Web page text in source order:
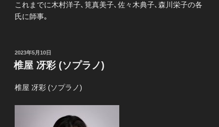
これまでに木村洋子､筧真美子､佐々木典子､森川栄子の各
氏に師事｡
投
稿
日:
2023年5月10日
椎屋 冴彩 (ソプラノ)
椎屋 冴彩 (ソプラノ)